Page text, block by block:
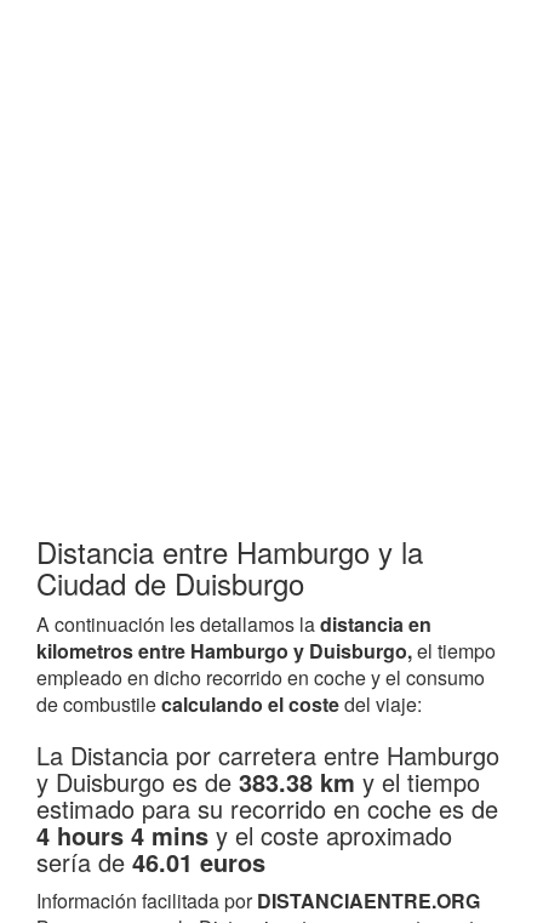
Distancia entre Hamburgo y la
Ciudad de Duisburgo
A continuación les detallamos ladistancia en
kilometros entre Hamburgo y Duisburgo,el tiempo
empleado en dicho recorrido en coche y el consumo
de combustilecalculando el costedel viaje:
La Distancia por carretera entre Hamburgo
y Duisburgo es de 383.38 km y el tiempo
estimado para su recorrido en coche es de
4 hours 4 mins y el coste aproximado
sería de 46.01 euros
Información facilitada porDISTANCIAENTRE.ORG